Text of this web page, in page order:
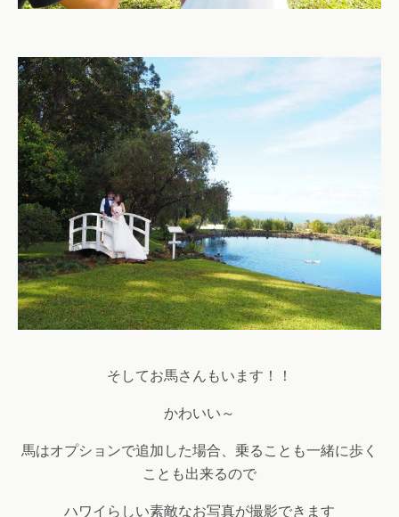
そしてお馬さんもいます！！
かわいい～
馬はオプションで追加した場合、乗ることも一緒に歩く
ことも出来るので
ハワイらしい素敵なお写真が撮影できます